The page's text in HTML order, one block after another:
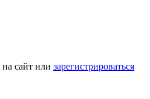
на сайт или зарегистрироваться